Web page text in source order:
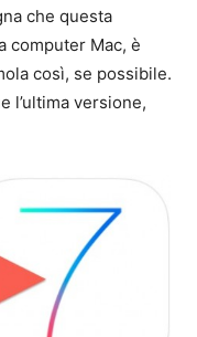
che questa
computer Mac, è
così, se possibile.
l’ultima versione,